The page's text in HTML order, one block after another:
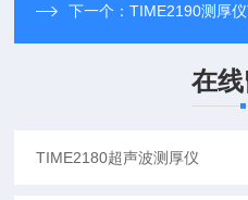
下一个：TIME2190测厚
在